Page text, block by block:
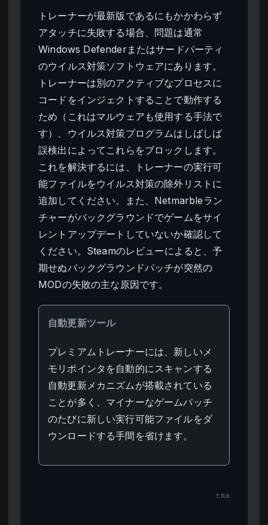
トレーナーが最新版であるにもかかわらず
アタッチに失敗する場合、問題は通常
Windows Defenderまたはサードパーティ
のウイルス対策ソフトウェアにあります。
トレーナーは別のアクティブなプロセスに
コードをインジェクトすることで動作する
ため（これはマルウェアも使用する手法で
す）、ウイルス対策プログラムはしばしば
誤検出によってこれらをブロックします。
これを解決するには、トレーナーの実行可
能ファイルをウイルス対策の除外リストに
追加してください。また、Netmarbleラン
チャーがバックグラウンドでゲームをサイ
レントアップデートしていないか確認して
ください。Steamのレビューによると、予
期せぬバックグラウンドパッチが突然の
MODの失敗の主な原因です。
自動更新ツール
プレミアムトレーナーには、新しいメ
モリポインタを自動的にスキャンする
自動更新メカニズムが搭載されている
ことが多く、マイナーなゲームパッチ
のたびに新しい実行可能ファイルをダ
ウンロードする手間を省けます。
↑ 目次